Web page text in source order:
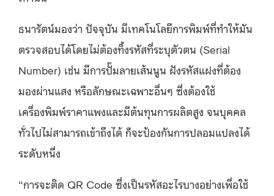
ธนารัตน์มองว่า ปัจจุบัน มีเทคโนโลยีการพิมพ์ที่ทําให้มัน
ตรวจสอบได้โดยไม่ต้องทิ้งรหัสที่ระบุตัวตน (Serial
Number) เช่น มีการปั๊มลายเส้นนูน ฝังรหัสแฝงที่ต้อง
มองผ่านแสง หรือลักษณะเฉพาะอื่นๆ ซึ่งต้องใช้
เครื่องพิมพ์ราคาแพงและมีต้นทุนการผลิตสูง จนบุคคล
ทั่วไปไม่สามารถเข้าถึงได้ ก็จะป้องกันการปลอมแปลงได้
ระดับหนึ่ง
“การจะติด QR Code ซึ่งเป็นรหัสอะไรบางอย่างเพื่อใช้